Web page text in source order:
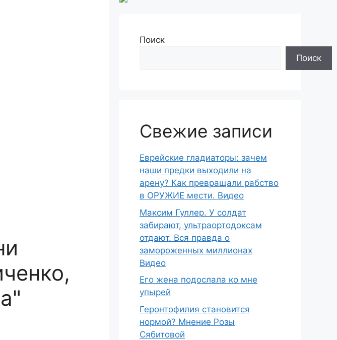
Поиск
Поиск
Свежие записи
Еврейские гладиаторы: зачем
наши предки выходили на
арену? Как превращали рабство
в ОРУЖИЕ мести. Видео
Максим Гуллер. У солдат
забирают, ультраортодоксам
отдают. Вся правда о
замороженных миллионах
Видео
Его жена подослала ко мне
упырей
Геронтофилия становится
нормой? Мнение Розы
Сябитовой